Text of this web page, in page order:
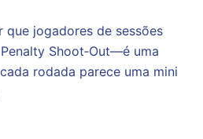
jogadores de sessões
Shoot‑Out—é uma
rodada parece uma mini